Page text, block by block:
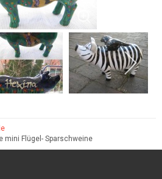
mini Flügel- Sparschweine